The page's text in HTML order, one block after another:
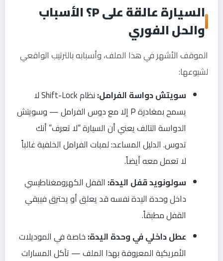
السيارة عالقة على P؟ الأسباب
والحل الفوري
الموقف الأشهر في هذا الملف، وأسبابه بالترتيب الواقعي
لشيوعها:
سويتش دواسة الفرامل:
نظام Shift-Lock لا
يسمح بمغادرة P إلا مع دوس الفرامل — وسويتش
الدواسة التالف يعني أن السيارة “لا تعرف” أنك
تدوس. الدليل المساعد: لمبات الفرامل الخلفية غالباً
لا تعمل معه أيضاً.
سولونويد قفل اليدة: القفل الكهرومغناطيسي
داخل وحدة اليدة نفسه قد يعلق أو يحترق فيبقي
القفل مطبقاً.
عطل داخلي في وحدة اليدة: خاصة في الموديلات
الأمريكية المعروفة بهذا الملف — تآكل المسارات